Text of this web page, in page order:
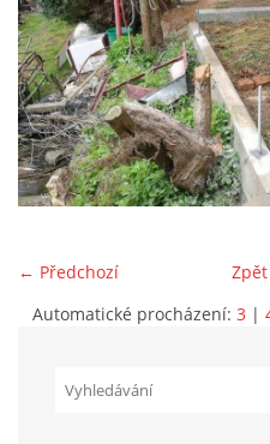
Marek
549
+420
← Předchozí
Automatické procházení: 3 |